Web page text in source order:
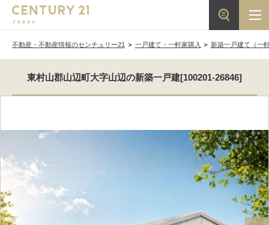
不動産・不動産情報のセンチュリー21 一戸建て・一軒家購入 新築一戸建て（一
東村山郡山辺町大字山辺の新築一戸建[100201-26846]